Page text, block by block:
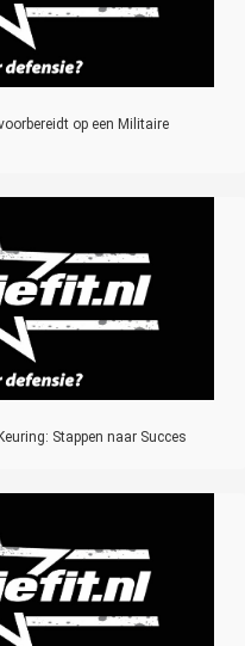
op een Militaire
Stappen naar Succes